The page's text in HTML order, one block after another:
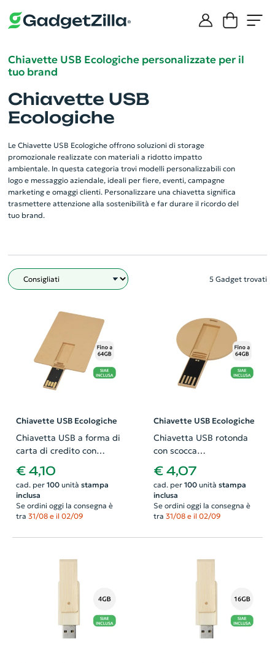
Chiavette USB Ecologiche personalizzate per il
tuo brand
Chiavette USB
Ecologiche
Le Chiavette USB Ecologiche offrono soluzioni di storage
promozionale realizzate con materiali a ridotto impatto
ambientale. In questa categoria trovi modelli personalizzabili con
logo e messaggio aziendale, ideali per fiere, eventi, campagne
marketing e omaggi clienti. Personalizzare una chiavetta significa
trasmettere attenzione alla sostenibilità e far durare il ricordo del
tuo brand.
Filtro 5 Gadget trovati
Chiavette USB Ecologiche
Chiavetta USB a forma di
carta di credito con
scocca biodegradabile da
1GB a 64GB
€ 4,10
cad. per 100unità stampa
inclusa
Se ordini oggi la consegna è
tra 31/08 e il 02/09
Chiavette USB Ecologiche
Chiavetta USB rotonda
con scocca
biodegradabile da 1GB a
64GB
€ 4,07
cad. per 100unità stampa
inclusa
Se ordini oggi la consegna è
tra 31/08 e il 02/09